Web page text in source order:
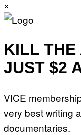
×
KILL THE
JUST $2
VICE
very best writing
documentaries.